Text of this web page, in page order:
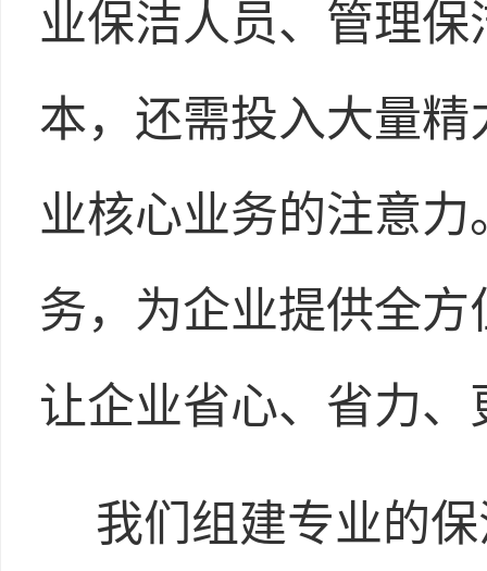
业保洁人员、管理
本，还需投入大量
业核心业务的注意
务，为企业提供全
让企业省心、省力、
我们组建专业的